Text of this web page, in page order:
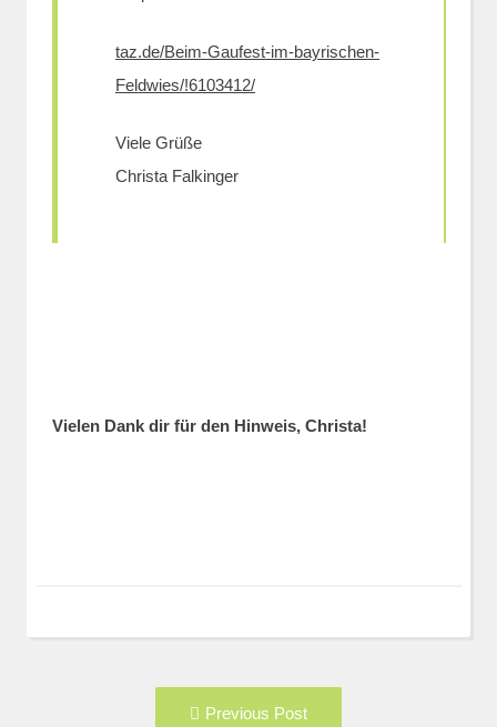
taz.de/Beim-Gaufest-im-bayrischen-
Feldwies/!6103412/
Viele Grüße
Christa Falkinger
Vielen Dank dir für den Hinweis, Christa!
Previous Post